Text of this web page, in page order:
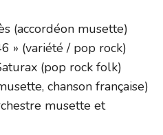
(accordéon musette)
» (variété / pop rock)
(pop rock folk)
chanson française)
musette et